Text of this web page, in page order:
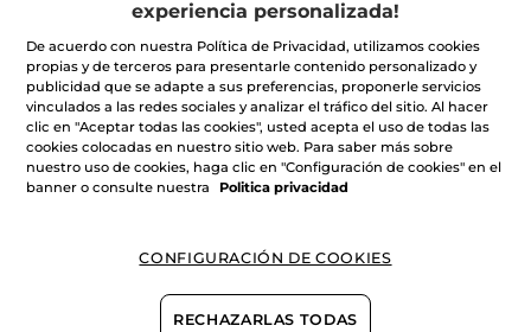
(79)
13,99€
AÑADIR A MI
CESTA
Camomila
(215)
4,99€
AÑADIR A MI
CESTA
experiencia personalizada!
De acuerdo con nuestra Política de Privacidad, utilizamos cookies
propias y de terceros para presentarle contenido personalizado y
publicidad que se adapte a sus preferencias, proponerle servicios
vinculados a las redes sociales y analizar el tráfico del sitio. Al hacer
clic en "Aceptar todas las cookies", usted acepta el uso de todas las
cookies colocadas en nuestro sitio web. Para saber más sobre
nuestro uso de cookies, haga clic en "Configuración de cookies" en el
banner o consulte nuestra
Politica privacidad
CONFIGURACIÓN DE COOKIES
RECHAZARLAS TODAS